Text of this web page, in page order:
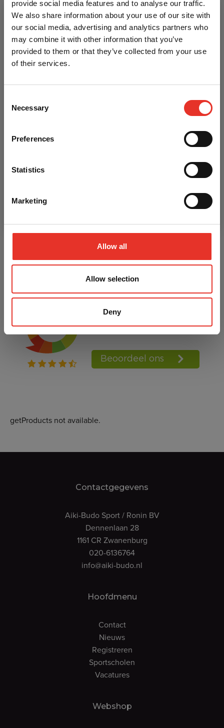
provide social media features and to analyse our traffic.
We also share information about your use of our site with
our social media, advertising and analytics partners who
may combine it with other information that you’ve
provided to them or that they’ve collected from your use
of their services.
Selection
Necessary
Preferences
Statistics
Marketing
Allow all
Allow selection
Deny
Deze short is leverbaar in de maten XXS t/m XL. Let op:
deze short valt klein, bestel een maat groter dan je
normaal draagt!
Kleuren
roze/grijs.
Kenmerken
Itemcode
bestellingen@aiki-budo.nl
getProducts not available.
Gebruik onderstaande code bij het afrekenen voor 5%
Contactgegevens
Aiki-Budo Sport / Ronin BV
Dennenlaan 28
1161 CR Zwanenburg
020-6136764
info@aiki-budo.nl
Hoofdmenu
Contact
Nieuws
Registreren
Sportscholen
Vacatures
Webshop